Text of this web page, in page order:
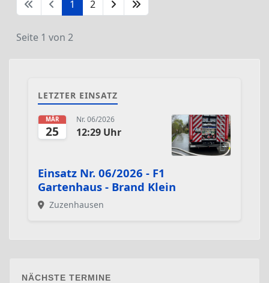
1 2
Seite 1 von 2
LETZTER EINSATZ
MÄR
25
Nr. 06/2026
12:29 Uhr
Einsatz Nr. 06/2026 - F1
Gartenhaus - Brand Klein
Zuzenhausen
NÄCHSTE TERMINE